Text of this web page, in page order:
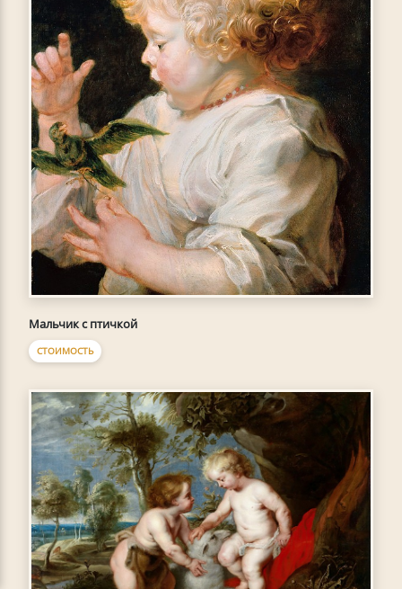
Мальчик с птичкой
СТОИМОСТЬ